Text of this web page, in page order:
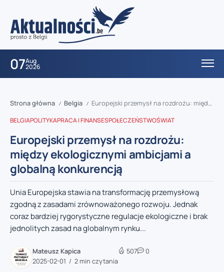
07Aug
2026
Strona główna / Belgia / Europejski przemysł na rozdrożu: między ekologicznymi ambicjami a globalną konkurencją
BELGIAPOLITYKAPRACA I FINANSESPOŁECZEŃSTWOŚWIAT
Europejski przemysł na rozdrożu:
między ekologicznymi ambicjami a
globalną konkurencją
Unia Europejska stawia na transformację przemysłową
zgodną z zasadami zrównoważonego rozwoju. Jednak
coraz bardziej rygorystyczne regulacje ekologiczne i brak
jednolitych zasad na globalnym rynku...
Mateusz Kapica
2025-02-01
2 min czytania
507 0